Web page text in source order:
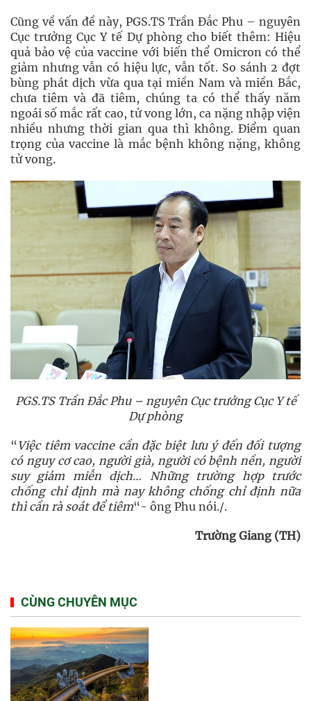
Cũng về vấn đề này, PGS.TS Trần Đắc Phu – nguyên
Cục trưởng Cục Y tế Dự phòng cho biết thêm: Hiệu
quả bảo vệ của vaccine với biến thể Omicron có thể
giảm nhưng vẫn có hiệu lực, vẫn tốt. So sánh 2 đợt
bùng phát dịch vừa qua tại miền Nam và miền Bắc,
chưa tiêm và đã tiêm, chúng ta có thể thấy năm
ngoái số mắc rất cao, tử vong lớn, ca nặng nhập viện
nhiều nhưng thời gian qua thì không. Điểm quan
trọng của vaccine là mắc bệnh không nặng, không
tử vong.
PGS.TS Trần Đắc Phu – nguyên Cục trưởng Cục Y tế
Dự phòng
“Việc tiêm vaccine cần đặc biệt lưu ý đến đối tượng
có nguy cơ cao, người già, người có bệnh nền, người
suy giảm miễn dịch… Những trường hợp trước
chống chỉ định mà nay không chống chỉ định nữa
thì cần rà soát để tiêm“- ông Phu nói./.
Trường Giang (TH)
CÙNG CHUYÊN MỤC